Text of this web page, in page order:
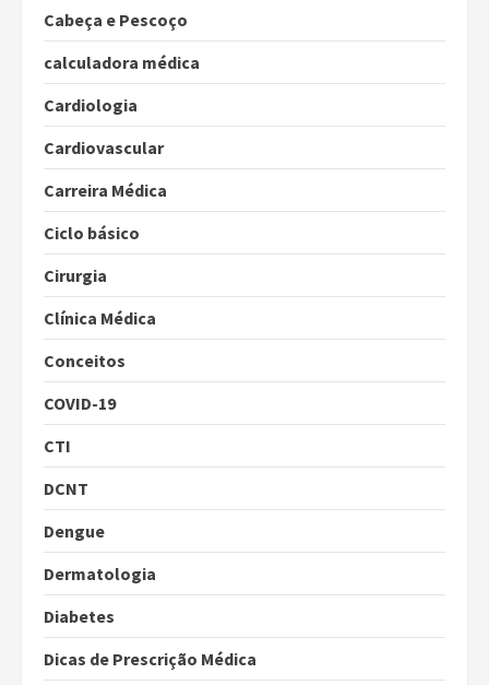
Cabeça e Pescoço
calculadora médica
Cardiologia
Cardiovascular
Carreira Médica
Ciclo básico
Cirurgia
Clínica Médica
Conceitos
COVID-19
CTI
DCNT
Dengue
Dermatologia
Diabetes
Dicas de Prescrição Médica